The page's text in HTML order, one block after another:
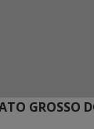
GROSSO